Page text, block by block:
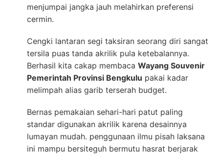
menjumpai jangka jauh melahirkan preferensi
cermin.
Cengki lantaran segi taksiran seorang diri sangat
tersila puas tanda akrilik pula ketebalannya.
Berhasil kita cakap membaca Wayang Souvenir
Pemerintah Provinsi Bengkulu pakai kadar
melimpah alias garib terserah budget.
Bernas pemakaian sehari-hari patut paling
standar digunakan akrilik karena desainnya
lumayan mudah. penggunaan ilmu pisah laksana
ini mampu bersiteguh bermutu hasrat berjarak